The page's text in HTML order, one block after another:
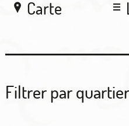
Carte
Filtrer par quartier